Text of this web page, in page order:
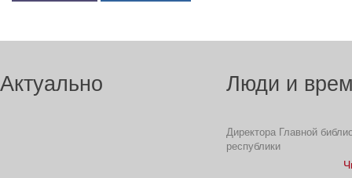
Актуально Люди и
Директора Главной
республики